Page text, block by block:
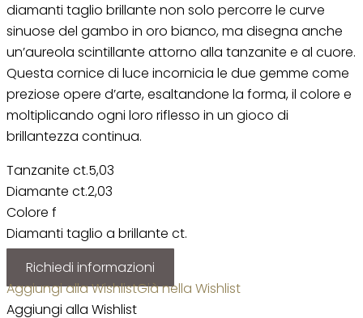
diamanti taglio brillante non solo percorre le curve
sinuose del gambo in oro bianco, ma disegna anche
un’aureola scintillante attorno alla tanzanite e al cuore.
Questa cornice di luce incornicia le due gemme come
preziose opere d’arte, esaltandone la forma, il colore e
moltiplicando ogni loro riflesso in un gioco di
brillantezza continua.
Tanzanite ct.5,03
Diamante ct.2,03
Colore f
Diamanti taglio a brillante ct.
Richiedi informazioni
Aggiungi alla WishlistGià nella Wishlist
Aggiungi alla Wishlist